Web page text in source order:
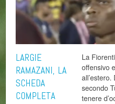
LARGIE
RAMAZANI, LA
SCHEDA
COMPLETA
La
offensivo
secondo
tenere